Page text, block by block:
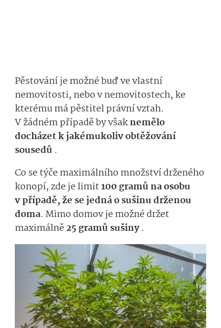
Pěstování je možné buď ve vlastní
nemovitosti, nebo v nemovitostech, ke
kterému má pěstitel právní vztah.
V žádném případě by všaknemělo
docházet k jakémukoliv obtěžování
sousedů .
Co se týče maximálního množství drženého
konopí, zde je limit100 gramů na osobu
v případě, že se jedná o sušinu drženou
doma. Mimo domov je možné držet
maximálně25 gramů sušiny.